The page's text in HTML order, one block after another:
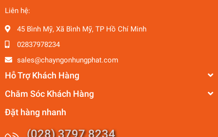
Liên hệ:
45 Bình Mỹ, Xã Bình Mỹ, TP Hồ Chí Minh
02837978234
sales@chayngonhungphat.com
Hỗ Trợ Khách Hàng
Chăm Sóc Khách Hàng
Đặt hàng nhanh
(028) 3797 8234